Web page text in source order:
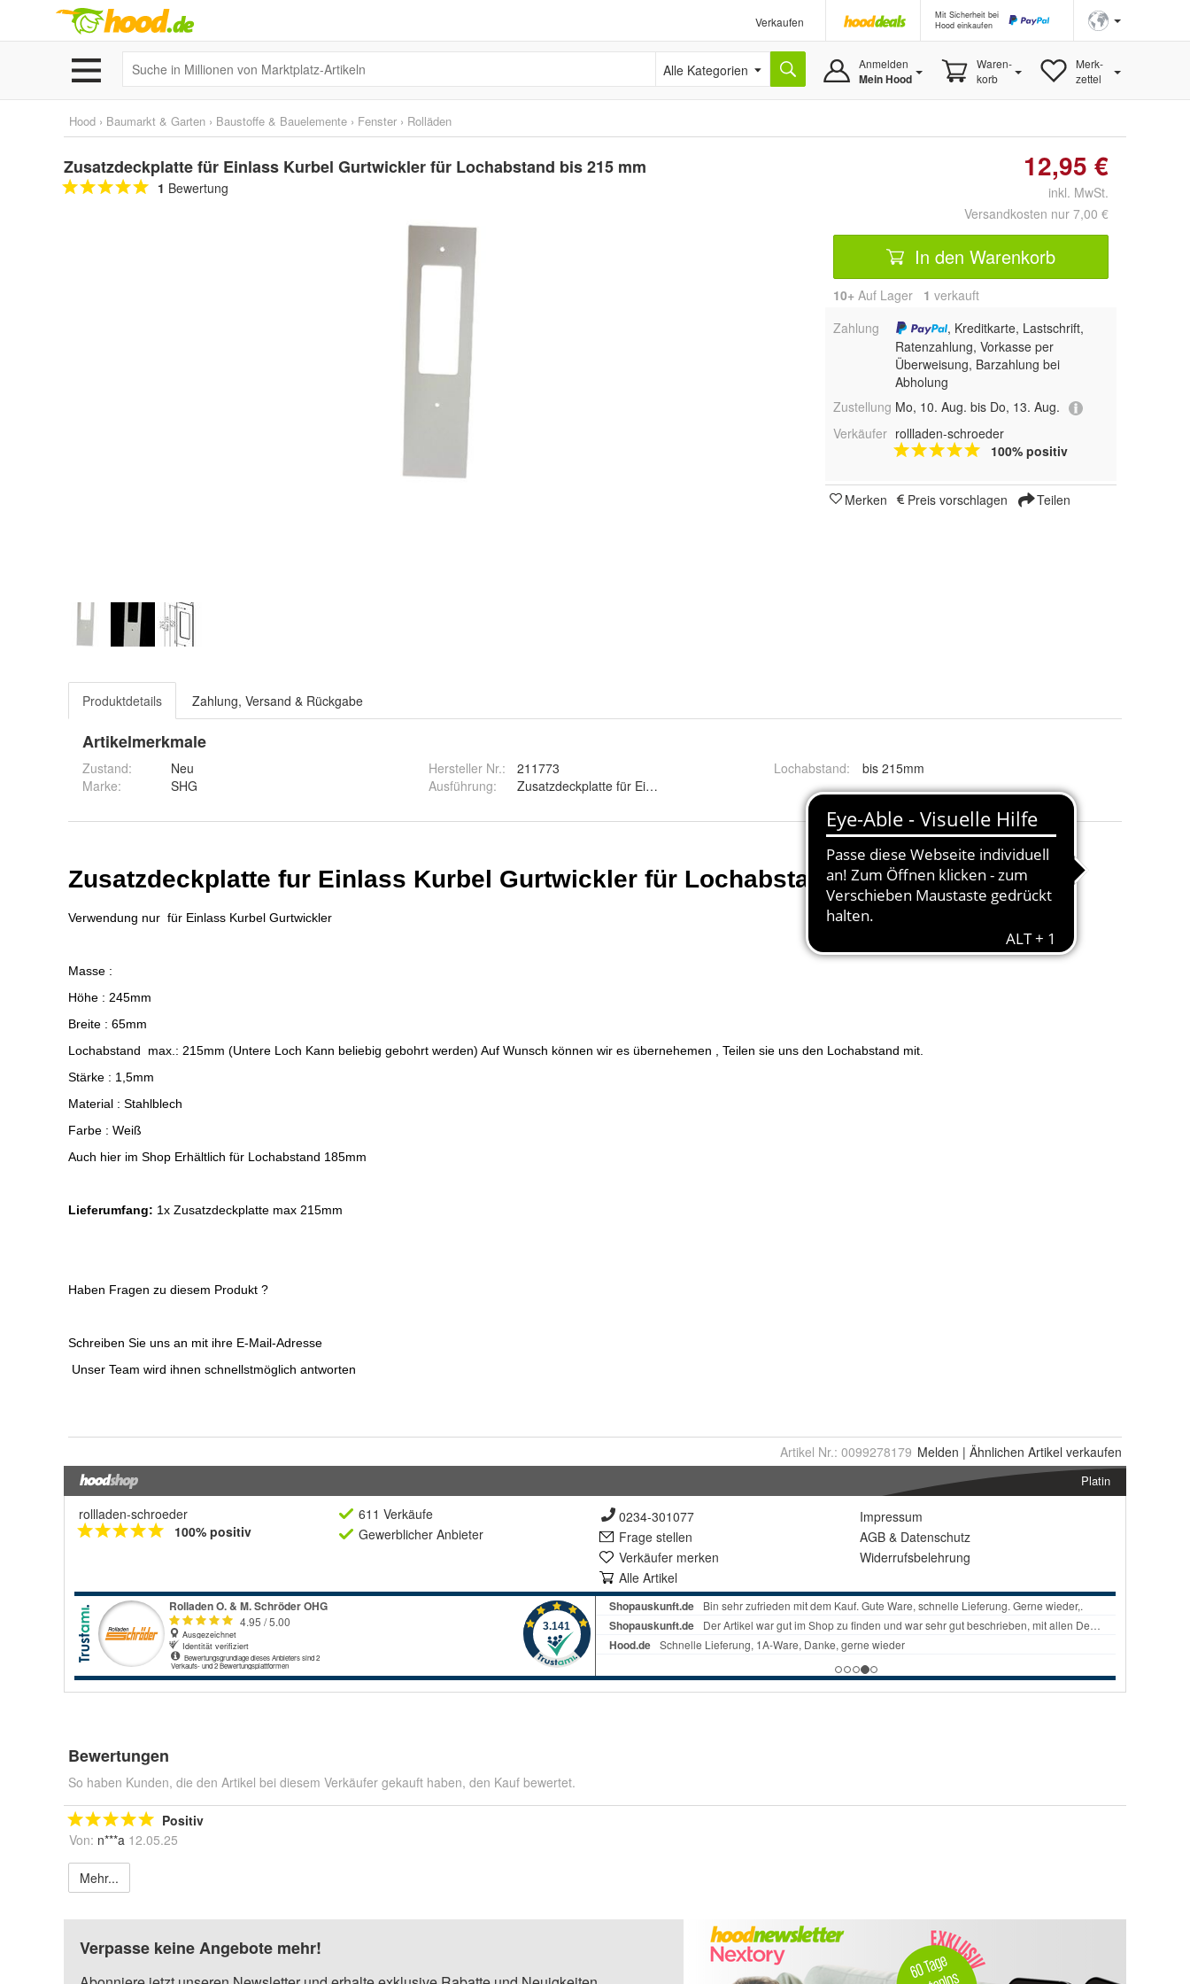
Verkaufen
Mit Sicherheit bei
Hood einkaufen
Alle Kategorien Anmelden
Mein Hood
Waren-
korb
Merk-
zettel
Hood › Baumarkt & Garten › Baustoffe & Bauelemente › Fenster › Rolläden
Zusatzdeckplatte für Einlass Kurbel Gurtwickler für Lochabstand bis 215 mm
1 Bewertung
12,95 €
inkl. MwSt.
Versandkosten nur 7,00 €
In den Warenkorb
10+ Auf Lager 1 verkauft
Zahlung
, Kreditkarte, Lastschrift,
Ratenzahlung, Vorkasse per
Überweisung, Barzahlung bei
Abholung
Zustellung Mo, 10. Aug. bis Do, 13. Aug.
Verkäufer rollladen-schroeder
100% positiv
Merken Preis vorschlagen Teilen
Produktdetails Zahlung, Versand & Rückgabe
Artikelmerkmale
Zustand:
Neu
Marke:
SHG
Hersteller Nr.:
211773
Ausführung: Zusatzdeckplatte für Einlass Kurbel Gurtwickler
Lochabstand: bis 215mm
Artikel Nr.: 0099278179 Melden | Ähnlichen Artikel verkaufen
Platin
rollladen-schroeder
100% positiv
611 Verkäufe
Gewerblicher Anbieter
0234-301077
Frage stellen
Verkäufer merken
Alle Artikel
Impressum
AGB & Datenschutz
Widerrufsbelehrung
Bewertungen
So haben Kunden, die den Artikel bei diesem Verkäufer gekauft haben, den Kauf bewertet.
Positiv
Von: n***a 12.05.25
Mehr...
Verpasse keine Angebote mehr!